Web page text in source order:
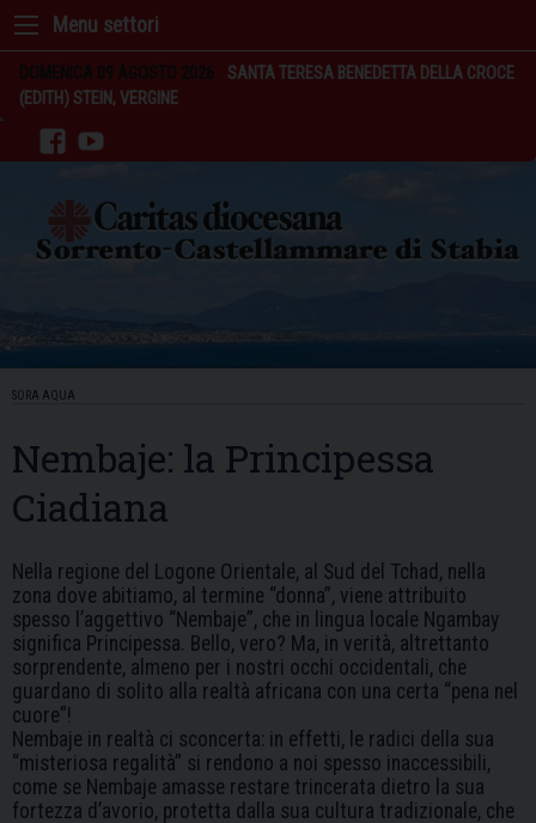
Skip
content
DOMENICA 09 AGOSTO 2026
SANTA TERESA BENEDETTA DELLA CROCE
(EDITH) STEIN, VERGINE
facebookyoutube
SORA AQUA
Nembaje: la Principessa
Ciadiana
Nella regione del Logone Orientale, al Sud del Tchad, nella
zona dove abitiamo, al termine “donna”, viene attribuito
spesso l’aggettivo “Nembaje”, che in lingua locale Ngambay
significa Principessa. Bello, vero? Ma, in verità, altrettanto
sorprendente, almeno per i nostri occhi occidentali, che
guardano di solito alla realtà africana con una certa “pena nel
cuore”!
Nembaje in realtà ci sconcerta: in effetti, le radici della sua
“misteriosa regalità” si rendono a noi spesso inaccessibili,
come se Nembaje amasse restare trincerata dietro la sua
fortezza d’avorio, protetta dalla sua cultura tradizionale, che